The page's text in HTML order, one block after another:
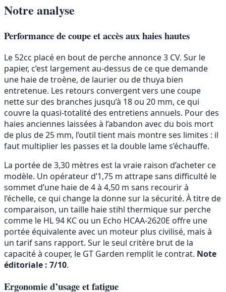
Notre analyse
Performance de coupe et accès aux haies hautes
Le 52cc placé en bout de perche annonce 3 CV. Sur le
papier, c’est largement au-dessus de ce que demande
une haie de troène, de laurier ou de thuya bien
entretenue. Les retours convergent vers une coupe
nette sur des branches jusqu’à 18 ou 20 mm, ce qui
couvre la quasi-totalité des entretiens annuels. Pour des
haies anciennes laissées à l’abandon avec du bois mort
de plus de 25 mm, l’outil tient mais montre ses limites : il
faut multiplier les passes et la double lame s’échauffe.
La portée de 3,30 mètres est la vraie raison d’acheter ce
modèle. Un opérateur d’1,75 m attrape sans difficulté le
sommet d’une haie de 4 à 4,50 m sans recourir à
l’échelle, ce qui change la donne sur la sécurité. À titre de
comparaison, un taille haie stihl thermique sur perche
comme le HL 94 KC ou un Echo HCAA-2620E offre une
portée équivalente avec un moteur plus civilisé, mais à
un tarif sans rapport. Sur le seul critère brut de la
capacité à couper, le GT Garden remplit le contrat. Note
éditoriale : 7/10.
Ergonomie d’usage et fatigue